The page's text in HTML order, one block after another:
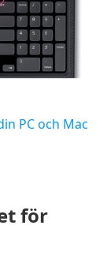
PC och Mac
för